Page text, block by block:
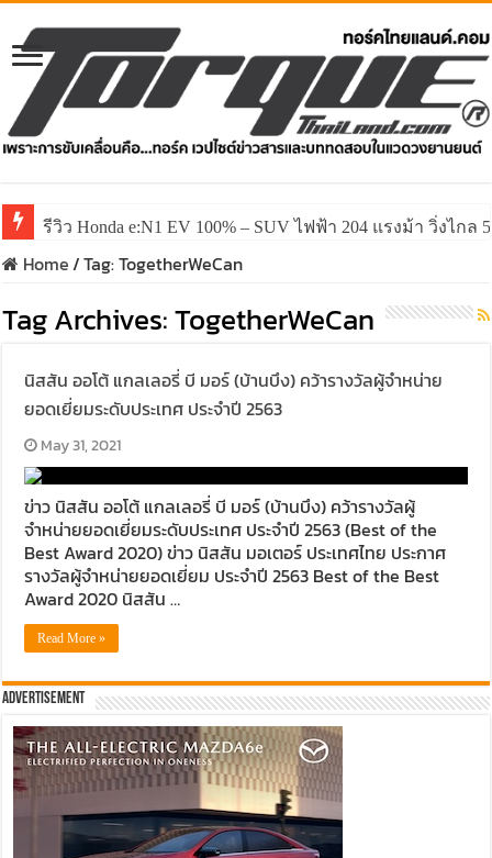
รีวิว Honda e:N1 EV 100% – SUV ไฟฟ้า 204 แรงม้า วิ่งไกล
Home/Tag:TogetherWeCan
Tag Archives:TogetherWeCan
นิสสัน ออโต้ แกลเลอรี่ บี มอร์ (บ้านบึง) คว้ารางวัลผู้จำหน่าย
ยอดเยี่ยมระดับประเทศ ประจำปี 2563
May 31, 2021
ข่าว นิสสัน ออโต้ แกลเลอรี่ บี มอร์ (บ้านบึง) คว้ารางวัลผู้
จำหน่ายยอดเยี่ยมระดับประเทศ ประจำปี 2563 (Best of the
Best Award 2020) ข่าว นิสสัน มอเตอร์ ประเทศไทย ประกาศ
รางวัลผู้จำหน่ายยอดเยี่ยม ประจำปี 2563 Best of the Best
Award 2020 นิสสัน …
Read More »
Advertisement